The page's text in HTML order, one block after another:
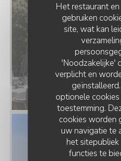
Het restaurant
gebruiken
site, wat kan
'Noodzakelijke'
verplicht en
optionele
toestemming.
cookies worden
uw navigatie te
het sitepubliek
functies te
Vue